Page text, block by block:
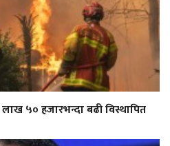
५० हजारभन्दा बढी विस्थापित